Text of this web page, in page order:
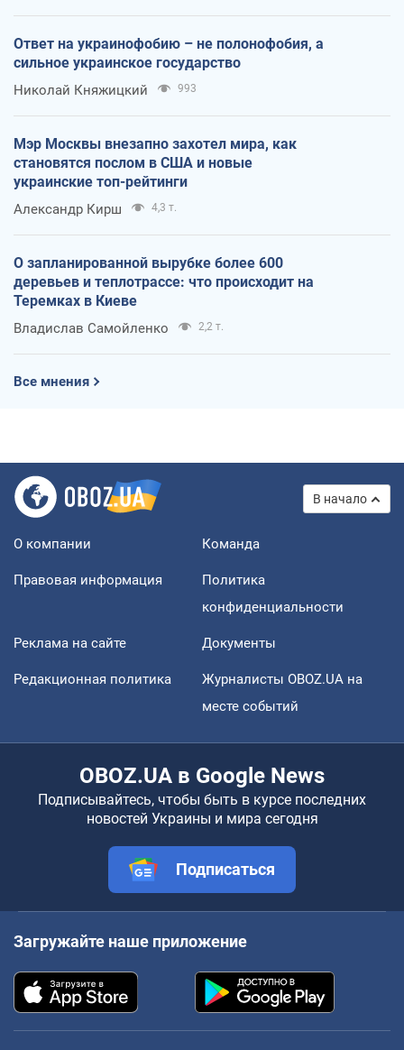
Ответ на украинофобию – не полонофобия, а
сильное украинское государство
Николай Княжицкий 993
Мэр Москвы внезапно захотел мира, как
становятся послом в США и новые
украинские топ-рейтинги
Александр Кирш 4,3 т.
О запланированной вырубке более 600
деревьев и теплотрассе: что происходит на
Теремках в Киеве
Владислав Самойленко 2,2 т.
Все мнения
В начало
О компании Команда
Правовая информация
Политика
конфиденциальности
Реклама на сайте Документы
Редакционная политика
Журналисты OBOZ.UA на
месте событий
OBOZ.UA в Google News
Подписывайтесь, чтобы быть в курсе последних
новостей Украины и мира сегодня
Подписаться
Загружайте наше приложение